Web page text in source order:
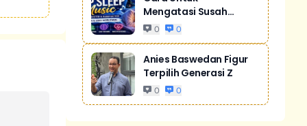
Mengatasi Susah
Tidur Akibat Stres
0 0
Anies Baswedan Figur
Terpilih Generasi Z
0 0